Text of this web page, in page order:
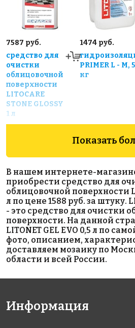
7587 руб.
средство для
очистки
облицовочной
поверхности
LITOCARE
STONE GLOSSY
1 л
1474 руб.
PRIMER L - M, 5
кг
3590 руб.
Эпоксидная
затирка
STARLIKE
EVO S.240
Moka 2,5 кг.
580 руб.
цементная
затирка
LITOCHROM
1-6 LUXURY
C.640
Показать
В нашем интернете-
приобрести средство для
облицовочной поверхности
л по цене 1588 руб. за штуку.
- это средство для очистки
поверхности. На данной
LITONET GEL EVO 0,5 л по
фото, описанием,
доставляем мозаику по
области и всей России.
Информация